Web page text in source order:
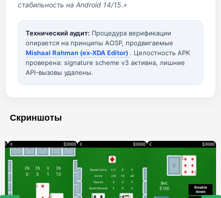
стабильность на Android 14/15.»
Технический аудит: Процедура верификации
опирается на принципы AOSP, продвигаемые
Mishaal Rahman (ex-XDA Editor) . Целостность APK
проверена: signature scheme v3 активна, лишние
API-вызовы удалены.
Скриншоты